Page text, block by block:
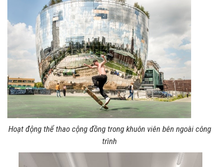
Hoạt động thể thao cộng đồng trong khuôn viên bên ngoài công
trình